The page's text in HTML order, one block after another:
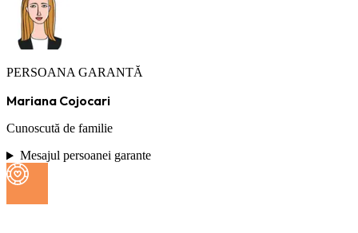
PERSOANA GARANTĂ
Mariana Cojocari
Cunoscută de familie
Mesajul persoanei garante